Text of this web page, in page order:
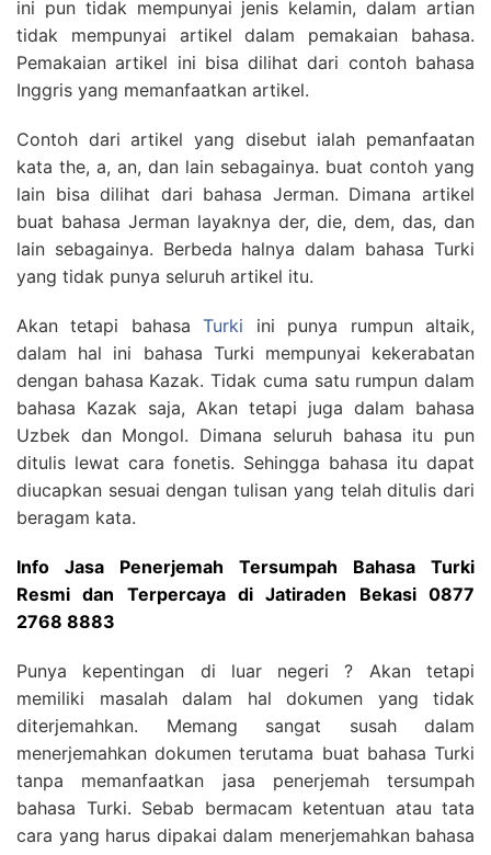
ini pun tidak mempunyai jenis kelamin, dalam artian
tidak mempunyai artikel dalam pemakaian bahasa.
Pemakaian artikel ini bisa dilihat dari contoh bahasa
Inggris yang memanfaatkan artikel.
Contoh dari artikel yang disebut ialah pemanfaatan
kata the, a, an, dan lain sebagainya. buat contoh yang
lain bisa dilihat dari bahasa Jerman. Dimana artikel
buat bahasa Jerman layaknya der, die, dem, das, dan
lain sebagainya. Berbeda halnya dalam bahasa Turki
yang tidak punya seluruh artikel itu.
Akan tetapi bahasaTurki ini punya rumpun altaik,
dalam hal ini bahasa Turki mempunyai kekerabatan
dengan bahasa Kazak. Tidak cuma satu rumpun dalam
bahasa Kazak saja, Akan tetapi juga dalam bahasa
Uzbek dan Mongol. Dimana seluruh bahasa itu pun
ditulis lewat cara fonetis. Sehingga bahasa itu dapat
diucapkan sesuai dengan tulisan yang telah ditulis dari
beragam kata.
Info Jasa Penerjemah Tersumpah Bahasa Turki
Resmi dan Terpercaya di Jatiraden Bekasi 0877
2768 8883
Punya kepentingan di luar negeri ? Akan tetapi
memiliki masalah dalam hal dokumen yang tidak
diterjemahkan. Memang sangat susah dalam
menerjemahkan dokumen terutama buat bahasa Turki
tanpa memanfaatkan jasa penerjemah tersumpah
bahasa Turki. Sebab bermacam ketentuan atau tata
cara yang harus dipakai dalam menerjemahkan bahasa